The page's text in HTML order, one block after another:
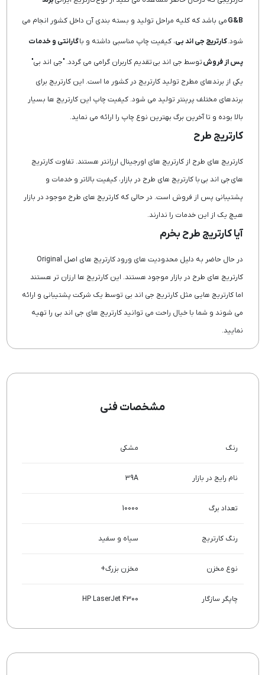
G&Bمی باشد که کلیه مراحل تولید و بسته بندی آن داخل کشور انجام می
شود.کارتریج جی اند بی، کیفیت چاپ مناسبی داشته و باگارانتی و خدمات
پس از فروشتوسط جی اند بی تقدیم کاربران گرامی می گردد. "جی اند بی"
یکی از برندهای مطرح تولید کارتریج در کشور ما است. این کارتریج برای
برندهای مختلف پرینتر تولید می شود. کیفیت چاپ این کارتریج ها بسیار
بالا بوده و تا آخرین برگ بهترین نوع چاپ را ارائه می نماید.
کارتریج طرح
کارتریج های طرح از کارتریج های اورجینال ارزانتر هستند. تفاوت کارتریج
های جی اند بی با کارتریج های طرح در بازار، کیفیت بالاتر و خدمات و
پشتیبانی پس از فروش است. در حالی که کارتریج های طرح موجود در بازار
هیچ یک از این خدمات را ندارند.
آیا کارتریج طرح بخرم
در حال حاضر به دلیل محدودیت های ورود کارتریج های اصل Original
کارتریج های طرح در بازار موجود هستند. این کارتریج ها ارزان تر هستند
اما کارتریج هایی مثل کارتریج جی اند بی توسط یک شرکت پشتیبانی و ارائه
می شوند و شما با خیال راحت می توانید کارتریج های جی اند بی را تهیه
نمایید.
مشخصات فنی
رنگ مشکی
نام رایج در بازار 39A
تعداد برگ 10000
رنگ کارتریج سیاه و سفید
نوع مخزن مخزن بزرگ+
چاپگر سازگار HP LaserJet 4300